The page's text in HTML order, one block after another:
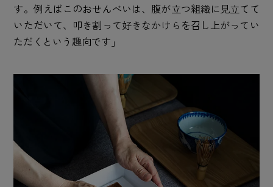
す。例えばこのおせんべいは、腹が立つ組織に見立てて
いただいて、叩き割って好きなかけらを召し上がってい
ただくという趣向です」